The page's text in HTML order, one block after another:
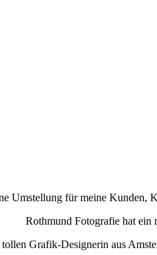
Umstellung für meine Kunden,
Rothmund Fotografie hat ein
Grafik-Designerin aus